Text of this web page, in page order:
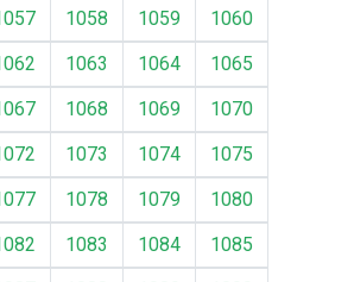
1058 1059
1060
1063 1064
1065
1068 1069
1070
1073 1074
1075
1078 1079
1080
1083 1084
1085